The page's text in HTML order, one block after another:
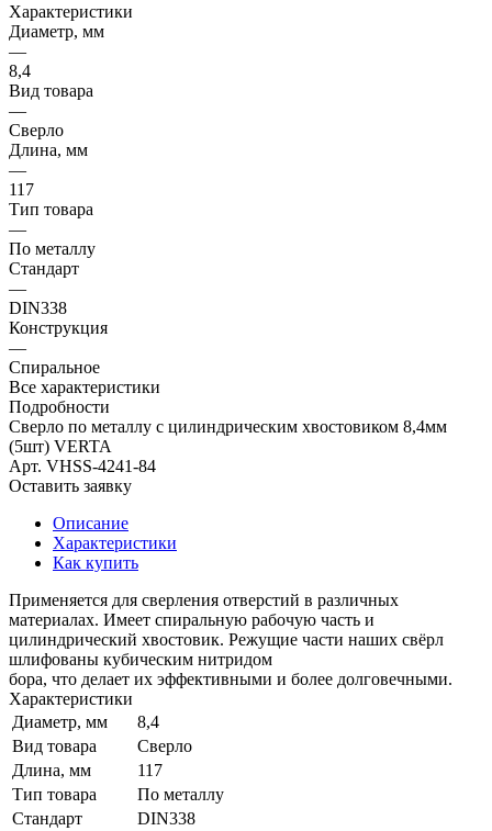
Характеристики
Диаметр, мм
—
8,4
Вид товара
—
Сверло
Длина, мм
—
117
Тип товара
—
По металлу
Стандарт
—
DIN338
Конструкция
—
Спиральное
Все характеристики
Подробности
Сверло по металлу с цилиндрическим хвостовиком 8,4мм
(5шт) VERTA
Арт. VHSS-4241-84
Оставить заявку
Описание
Характеристики
Как купить
Применяется для сверления отверстий в различных
материалах. Имеет спиральную рабочую часть и
цилиндрический хвостовик. Режущие части наших свёрл
шлифованы кубическим нитридом
бора, что делает их эффективными и более долговечными.
Характеристики
Диаметр, мм
8,4
Вид товара
Сверло
Длина, мм
117
Тип товара
По металлу
Стандарт
DIN338